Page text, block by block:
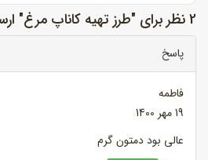
2 نظر برای "طرز تهیه کاناپ مرغ" ارسال شده است.
پاسخ
فاطمه
19 مهر 1400
عالی بود دمتون گرم